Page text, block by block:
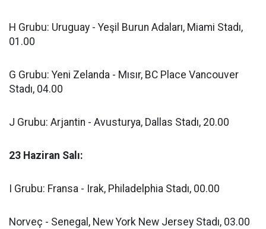
H Grubu: Uruguay - Yeşil Burun Adaları, Miami Stadı,
01.00
G Grubu: Yeni Zelanda - Mısır, BC Place Vancouver
Stadı, 04.00
J Grubu: Arjantin - Avusturya, Dallas Stadı, 20.00
23 Haziran Salı:
I Grubu: Fransa - Irak, Philadelphia Stadı, 00.00
Norveç - Senegal, New York New Jersey Stadı, 03.00